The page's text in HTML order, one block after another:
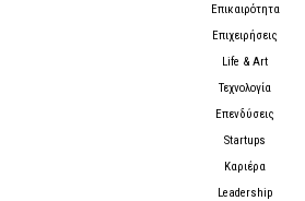
Επικαιρότητα
Επιχειρήσεις
Life & Art
Τεχνολογία
Επενδύσεις
Startups
Καριέρα
Leadership